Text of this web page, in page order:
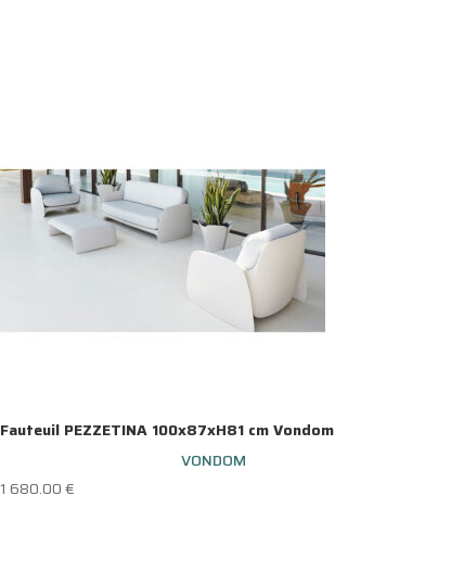
Fauteuil PEZZETINA 100x87xH81 cm Vondom
VONDOM
1 680.00€